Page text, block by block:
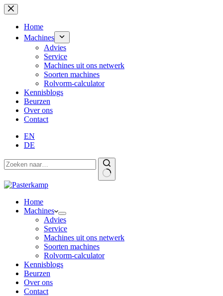
Ga
naar
inhoud
Home
Machines
Advies
Service
Machines uit ons netwerk
Soorten machines
Rolvorm-calculator
Kennisblogs
Beurzen
Over ons
Contact
EN
DE
Home
Machines
Advies
Service
Machines uit ons netwerk
Soorten machines
Rolvorm-calculator
Kennisblogs
Beurzen
Over ons
Contact